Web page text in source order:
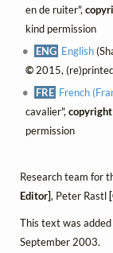
en de ruiter",
kind permission
ENG English
©2015,
FRE French
cavalier",
permission
Research team for
Editor], Peter Rastl
This text was
September 2003.